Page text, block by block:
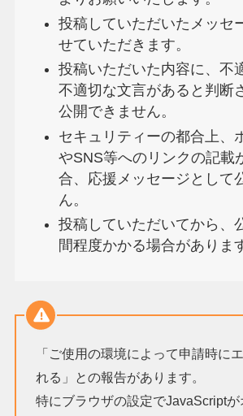
投稿していただいたメッセ
せていただきます。
投稿いただいた内容に、不
不適切な⽂⾔があると判断
公開できません。
セキュリティーの都合上、
やSNS等へのリンクの記載
合、応援メッセージとして
ん。
投稿していただいてから、
間程度かかる場合がありま
「ご使用の環境によって申請時に
れる」との報告があります。
特にブラウザの設定でJavaScriptが